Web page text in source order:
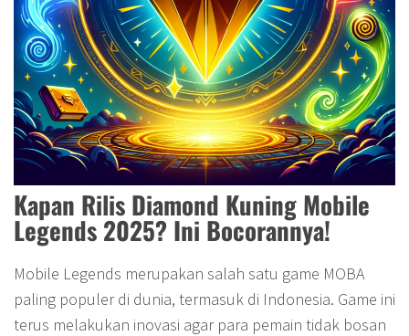
Kapan Rilis Diamond Kuning Mobile
Legends 2025? Ini Bocorannya!
Mobile Legends merupakan salah satu game MOBA
paling populer di dunia, termasuk di Indonesia. Game ini
terus melakukan inovasi agar para pemain tidak bosan